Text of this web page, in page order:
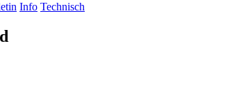
Info Technisch